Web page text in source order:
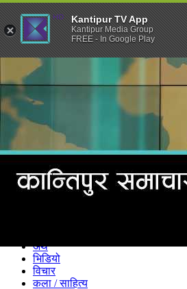
अर्थ
भिडियो
विचार
कला / साहित्य
Kantipur TV App
Kantipur Media Group
FREE - In Google Play